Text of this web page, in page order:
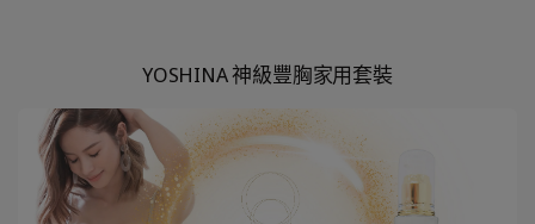
YOSHINA 神級豐胸家用套裝